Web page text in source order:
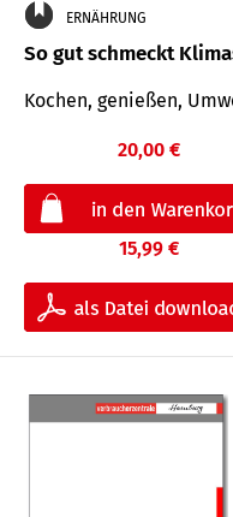
ERNÄHRUNG
So gut schmeckt
Kochen, genießen,
20,00 €
15,99 €